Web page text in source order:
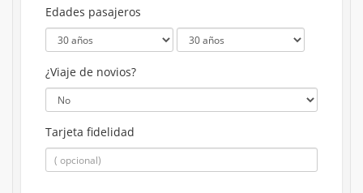
Edades pasajeros
¿Viaje de novios?
Tarjeta fidelidad